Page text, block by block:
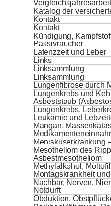
Katalog der
Kontakt
Kontakt
Kündigung,
Passivraucher
Latenzzeit und Leber
Links
Linksammlung
Linksammlung
Lungenfibrose durch
Lungenkrebs und
Asbeststaub
Lungenkrebs,
Leukämie und
Mangan,
Meniskuserkrankung
Mesotheliom des
Asbestmesotheliom
Methylalkohol,
Montagskrankheit
Nachbar, Nerven,
Notdurft
Obduktion,